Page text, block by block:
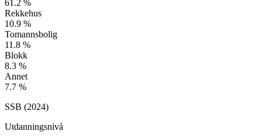
61.2 %
Rekkehus
10.9 %
Tomannsbolig
11.8 %
Blokk
8.3 %
Annet
7.7 %
SSB (2024)
Utdanningsnivå